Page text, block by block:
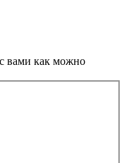
вами как можно